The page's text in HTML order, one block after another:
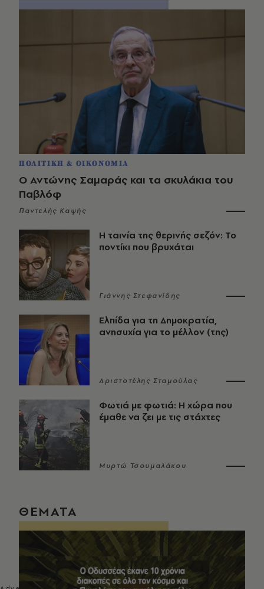
ΠΟΛΙΤΙΚΗ & ΟΙΚΟΝΟΜΙΑ
Ο Αντώνης Σαμαράς και τα σκυλάκια του
Παβλόφ
Παντελής Καψής
Η ταινία της θερινής σεζόν: Το
ποντίκι που βρυχάται
Γιάννης Στεφανίδης
Ελπίδα για τη Δημοκρατία,
ανησυχία για το μέλλον (της)
Αριστοτέλης Σταμούλας
Φωτιά με φωτιά: Η χώρα που
έμαθε να ζει με τις στάχτες
Μυρτώ Τσουμαλάκου
ΘΕΜΑΤΑ